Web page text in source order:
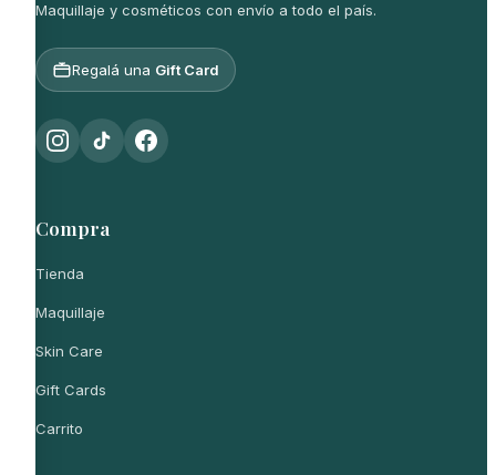
Maquillaje y cosméticos con envío a todo el país.
Regalá una Gift Card
Compra
Tienda
Maquillaje
Skin Care
Gift Cards
Carrito